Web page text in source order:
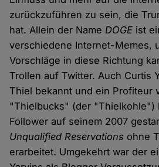
zurückzuführen zu sein, die
hat. Allein der NameDOGE ist
verschiedene Internet-Memes,
Vorschläge in diese Richtung
Trollen auf Twitter. Auch Curtis
Thiel bekannt und ein Profiteur
"Thielbucks" (der "Thielkohle")
Follower auf seinem 2007
Unqualified Reservations ohne
erarbeitet. Umgekehrt war der